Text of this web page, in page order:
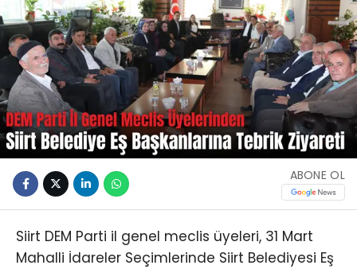
ABONE OL
Siirt DEM Parti il genel meclis üyeleri, 31 Mart
Mahalli İdareler Seçimlerinde Siirt Belediyesi Eş